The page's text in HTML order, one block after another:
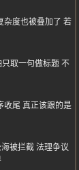
杂度也被叠加了 若
取一句做标题 不
收尾 真正该跟的是
被拦截 法理争议